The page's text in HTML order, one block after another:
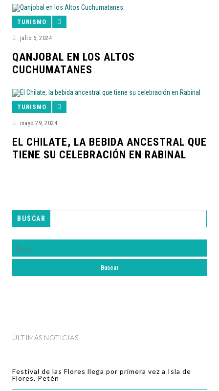
TURISMO
julio 6, 2024
QANJOBAL EN LOS ALTOS
CUCHUMATANES
TURISMO
mayo 29, 2024
EL CHILATE, LA BEBIDA ANCESTRAL QUE
TIENE SU CELEBRACIÓN EN RABINAL
BUSCAR
ÚLTIMAS NOTICIAS
Festival de las Flores llega por primera vez a Isla de
Flores, Petén